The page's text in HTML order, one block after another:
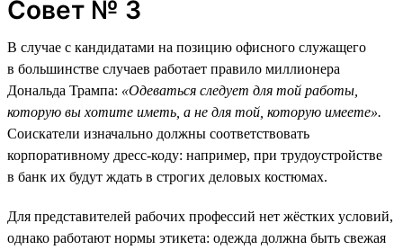
Совет № 3
В случае с кандидатами на позицию офисного служащего
в большинстве случаев работает правило миллионера
Дональда Трампа: «Одеваться следует для той работы,
которую вы хотите иметь, а не для той, которую имеете».
Соискатели изначально должны соответствовать
корпоративному дресс-коду: например, при трудоустройстве
в банк их будут ждать в строгих деловых костюмах.
Для представителей рабочих профессий нет жёстких условий,
однако работают нормы этикета: одежда должна быть свежая